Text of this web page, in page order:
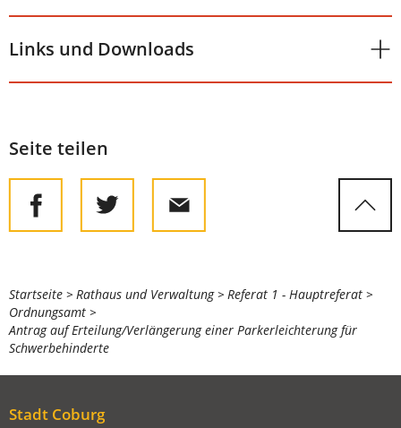
Links und Downloads
Seite teilen
Sie
befinden
sich
hier:
Startseite Rathaus und Verwaltung
Referat 1 - Hauptreferat
Ordnungsamt
Antrag auf Erteilung/Verlängerung einer Parkerleichterung für
Schwerbehinderte
Stadt Coburg